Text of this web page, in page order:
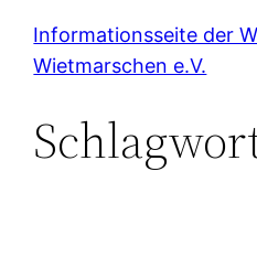
Zum
Inhalt
Informationsseite der
Wietmarschen e.V.